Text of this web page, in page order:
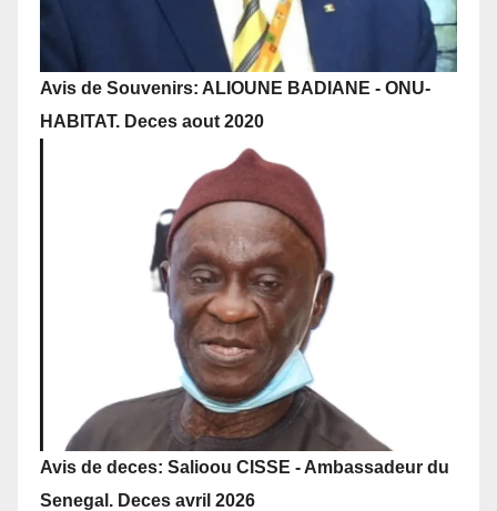
Avis de Souvenirs: ALIOUNE BADIANE - ONU-
HABITAT. Deces aout 2020
Avis de deces: Salioou CISSE - Ambassadeur du
Senegal. Deces avril 2026